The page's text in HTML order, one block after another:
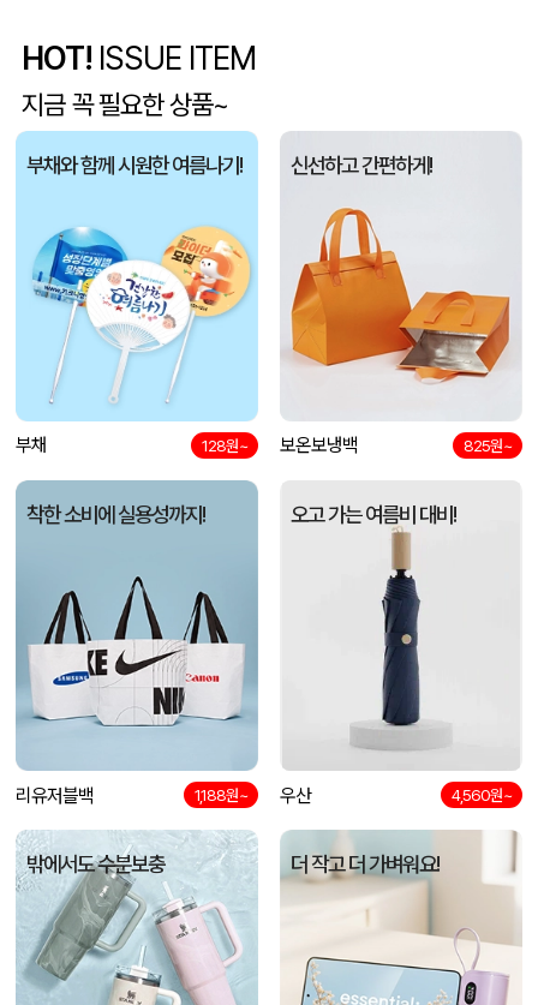
유OO
이OO 사각니들펜(0.7) 08-07
전OO [26년 설]CJ 스마트초이스 L호
김OO 접이식 장바구니 포켓가방 3종 1P 08-07
담OO 08-07
노OO 08-07
노OO 원형 팬시 (2컬러) 부채 (150∅~190∅) 08-07
HOT! ISSUE ITEM
지금 꼭 필요한 상품~
부채와 함께 시원한 여름나기!
부채 128원~
신선하고 간편하게!
보온보냉백 825원~
착한 소비에 실용성까지!
리유저블백 1,188원~
오고 가는 여름비 대비!
우산 4,560원~
밖에서도 수분보충 더 작고 더 가벼워요!